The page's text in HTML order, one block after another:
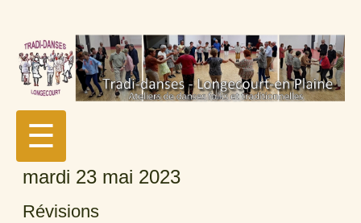
☰
mardi 23 mai 2023
Révisions